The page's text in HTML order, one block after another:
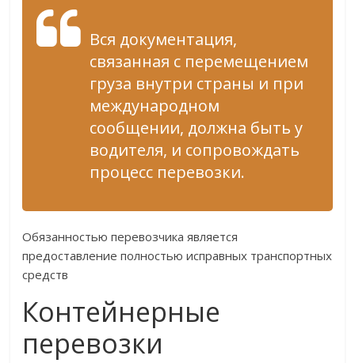
Вся документация,
связанная с перемещением
груза внутри страны и при
международном
сообщении, должна быть у
водителя, и сопровождать
процесс перевозки.
Обязанностью перевозчика является
предоставление полностью исправных транспортных
средств
Контейнерные
перевозки